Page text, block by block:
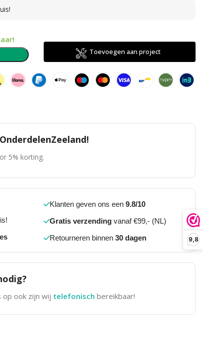
9,8
Toevoegen aan project
5% korting.
Klanten geven ons een 9.8/10
Gratis verzendingvanaf €99,- (NL)
Retourneren binnen 30 dagen
op ook zijn wij telefonisch bereikbaar!